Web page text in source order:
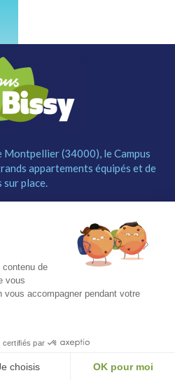
Montpellier (34000), le Campus
appartements équipés et de
place.
contact@campusdebissy34.com
de Ganges 34980
Clément-de-Rivière
légales – byEtincelle
contenu de
vous
vous accompagner pendant votre
certifiés par
choisis OK pour moi